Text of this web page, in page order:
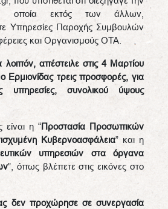
οποία εκτός των άλλων,
σε Υπηρεσίες Παροχής Συμβουλών
και Οργανισμούς ΟΤΑ.
απέστειλε στις 4 Μαρτίου
Ερμιονίδας τρεις προσφορές, για
υπηρεσίες, συνολικού ύψους
είναι η “Προστασία Προσωπικών
Κυβερνοασφάλεια” και η
υπηρεσιών στα όργανα
”, όπως βλέπετε στις εικόνες στο
δεν προχώρησε σε συνεργασία